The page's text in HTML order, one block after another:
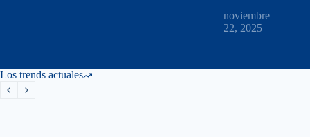
noviembre
22, 2025
Los trends actuales